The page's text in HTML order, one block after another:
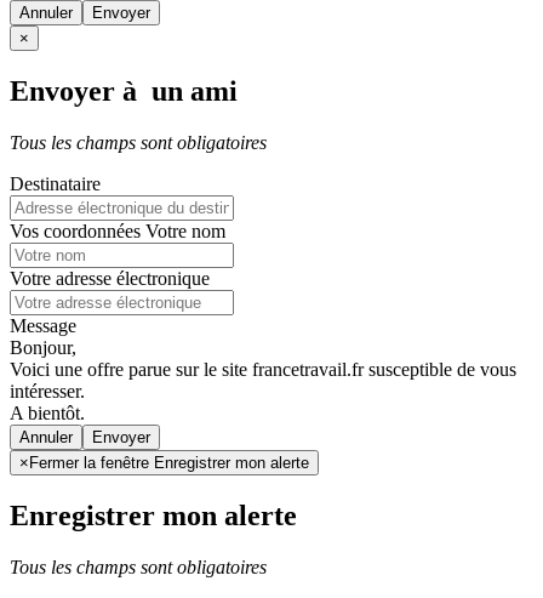
Annuler
×
Envoyer à un ami
Tous les champs sont obligatoires
Destinataire
Vos coordonnées Votre nom
Votre adresse électronique
Message
Bonjour,
Voici une offre parue sur le site francetravail.fr susceptible de vous
intéresser.
A bientôt.
Annuler
× Fermer la fenêtre Enregistrer mon alerte
Enregistrer mon alerte
Tous les champs sont obligatoires